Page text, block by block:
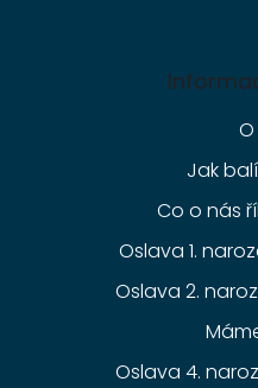
Jak
Co o nás
Oslava 1.
Oslava 2.
Oslava 4.